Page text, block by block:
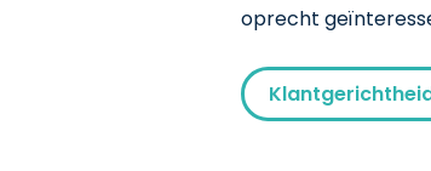
oprecht